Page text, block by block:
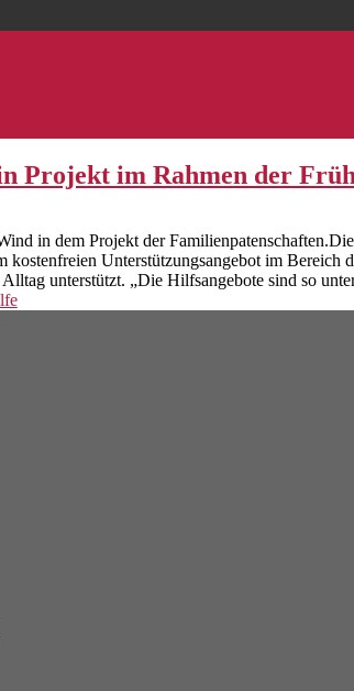
Projekt im Rahmen der
in dem Projekt der
Unterstützungsangebot im Bereich
unterstützt. „Die Hilfsangebote sind so